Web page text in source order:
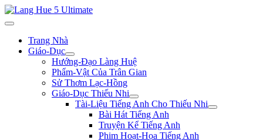
Trang Nhà
Giáo-Dục
Hướng-Đạo Làng Huệ
Phẩm-Vật Của Trân Gian
Sử Thơm Lạc-Hồng
Giáo-Dục Thiếu Nhi
Tài-Liệu Tiếng Anh Cho Thiếu Nhi
Bài Hát Tiếng Anh
Truyện Kể Tiếng Anh
Phim Hoạt-Họa Tiếng Anh